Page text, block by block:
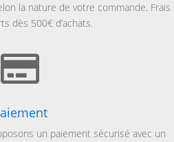
la nature de votre commande. Frais
dès 500€ d’achats.

un paiement sécurisé avec un